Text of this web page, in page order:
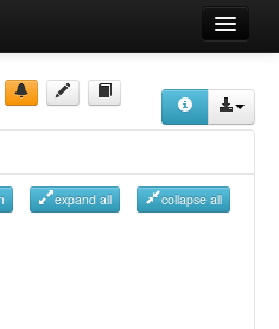
expand all collapse all